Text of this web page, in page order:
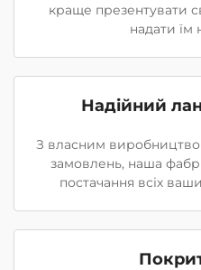
краще презентувати
надати їм
Надійний
З власним
замовлень, наша
постачання всіх